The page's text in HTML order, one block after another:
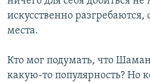
искусственно разгребаются,
места.
Кто мог подумать, что
какую-то популярность? Но